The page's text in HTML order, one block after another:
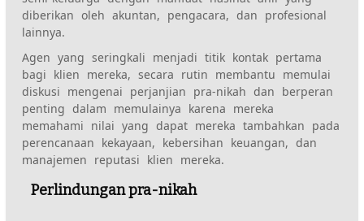
diberikan oleh akuntan, pengacara, dan profesional
lainnya.
Agen yang seringkali menjadi titik kontak pertama
bagi klien mereka, secara rutin membantu memulai
diskusi mengenai perjanjian pra-nikah dan berperan
penting dalam memulainya karena mereka
memahami nilai yang dapat mereka tambahkan pada
perencanaan kekayaan, kebersihan keuangan, dan
manajemen reputasi klien mereka.
Perlindungan pra-nikah